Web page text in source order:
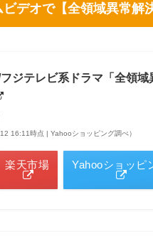
デオで【全領域異常解
ジテレビ系ドラマ「全領
16:11時点 | Yahooショッピング調べ）
楽天市場 Yahooショッピ